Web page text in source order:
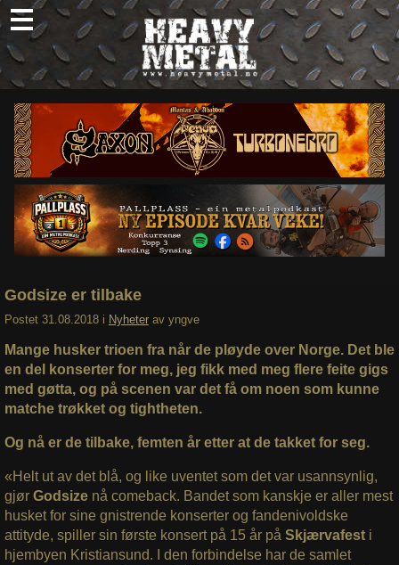
Skip
to
content
Nyheter
Omtaler
Intervjuer
Om oss
Abonner
Søk
Godsize er tilbake
Postet 31.08.2018 i Nyheter av yngve
Mange husker trioen fra når de pløyde over Norge. Det ble
en del konserter for meg, jeg fikk med meg flere feite gigs
med gøtta, og på scenen var det få om noen som kunne
matche trøkket og tightheten.
Og nå er de tilbake, femten år etter at de takket for seg.
«Helt ut av det blå, og like uventet som det var usannsynlig,
gjør Godsize nå comeback. Bandet som kanskje er aller mest
husket for sine gnistrende konserter og fandenivoldske
attityde, spiller sin første konsert på 15 år på Skjærvafest i
hjembyen Kristiansund. I den forbindelse har de samlet